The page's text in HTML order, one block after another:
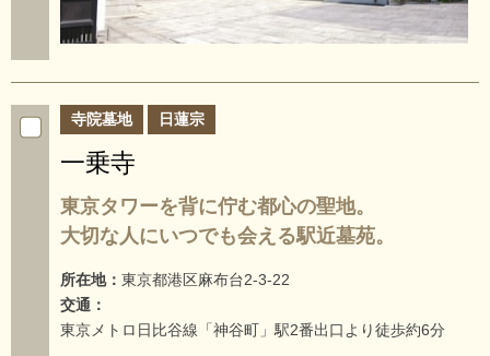
寺院墓地 日蓮宗
一乗寺
東京タワーを背に佇む都心の聖地。
大切な人にいつでも会える駅近墓苑。
所在地： 東京都港区麻布台2-3-22
交通：
東京メトロ日比谷線「神谷町」駅2番出口より徒歩約6分